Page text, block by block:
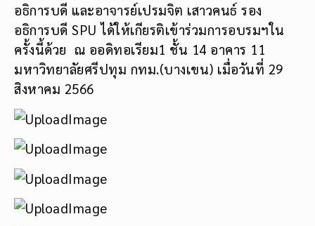
อธิการบดี และอาจารย์เปรมจิต เสาวคนธ์ รอง
อธิการบดี SPU ได้ให้เกียรติเข้าร่วมการอบรมฯใน
ครั้งนี้ด้วย ณ ออดิทอเรียม1 ชั้น 14 อาคาร 11
มหาวิทยาลัยศรีปทุม กทม.(บางเขน) เมื่อวันที่ 29
สิงหาคม 2566